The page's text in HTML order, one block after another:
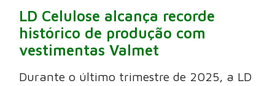
LD Celulose alcança recorde
histórico de produção com
vestimentas Valmet
Durante o último trimestre de 2025, a LD